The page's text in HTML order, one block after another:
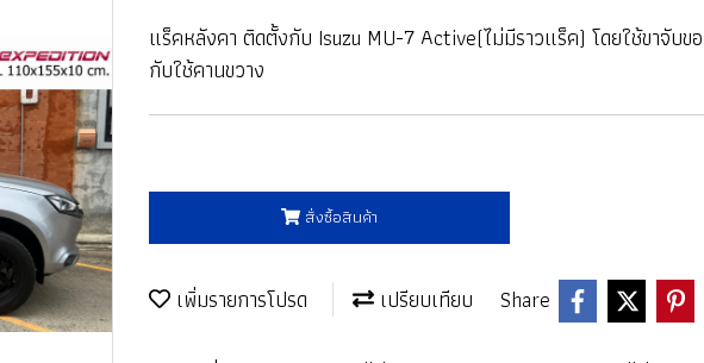
แร็คหลังคา ติดตั้งกับ Isuzu MU-7 Active(ไม่มีราวแร็ค) โดยใช้ขาจับ
กับใช้คานขวาง
สั่งซื้อสินค้า
เพิ่มรายการโปรด เปรียบเทียบ Share